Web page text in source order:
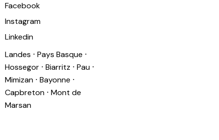
Facebook
Instagram
Linkedin
Landes ⋅ Pays Basque ⋅
Hossegor ⋅ Biarritz ⋅ Pau ⋅
Mimizan ⋅ Bayonne ⋅
Capbreton ⋅ Mont de
Marsan